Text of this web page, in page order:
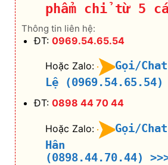
phẩm chỉ từ 5
Thông tin liên hệ:
ĐT: 0969.54.65.54
Hoặc Zalo:
Gọi/
Lệ (0969.54.65.54)
ĐT: 0898 44 70 44
Hoặc Zalo:
Gọi/
Hân
(0898.44.70.44)